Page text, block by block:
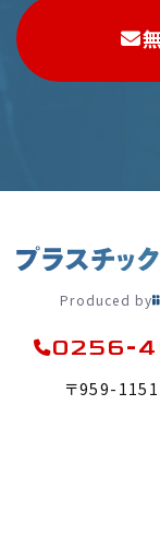
Produced by
0256-
〒959-